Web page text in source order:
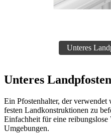
Unteres
Ein Pfostenhalter, der
festen Landkonstruktionen zu
Einfachheit für eine
Umgebungen.